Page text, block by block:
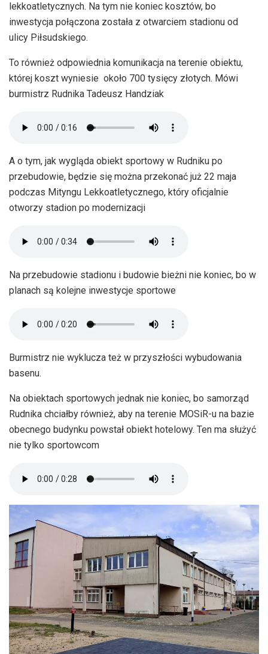
lekkoatletycznych. Na tym nie koniec kosztów, bo
inwestycja połączona została z otwarciem stadionu od
ulicy Piłsudskiego.
To również odpowiednia komunikacja na terenie obiektu,
której koszt wyniesie około 700 tysięcy złotych. Mówi
burmistrz Rudnika Tadeusz Handziak
A o tym, jak wygląda obiekt sportowy w Rudniku po
przebudowie, będzie się można przekonać już 22 maja
podczas Mityngu Lekkoatletycznego, który oficjalnie
otworzy stadion po modernizacji
Na przebudowie stadionu i budowie bieżni nie koniec, bo w
planach są kolejne inwestycje sportowe
Burmistrz nie wyklucza też w przyszłości wybudowania
basenu.
Na obiektach sportowych jednak nie koniec, bo samorząd
Rudnika chciałby również, aby na terenie MOSiR-u na bazie
obecnego budynku powstał obiekt hotelowy. Ten ma służyć
nie tylko sportowcom